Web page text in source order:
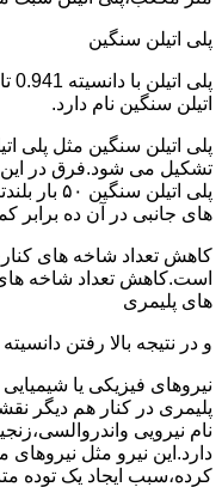
پلی اتیلن سنگین
اتیلن سنگین نام دارد.
پلی اتیلن سنگین مثل پلی
تشکیل می شود.فرق در
پلی
های جانبی در آن ده برابر
کاهش تعداد شاخه های
است.کاهش تعداد شاخه
های پلیمری
و در نتیجه بالا رفتن
نیروهای فیزیکی یا
پلیمری در کنار هم دیگر
نام نیرویی
دارد.این نیرو مثل
کرده،سبب ایجاد یک توده